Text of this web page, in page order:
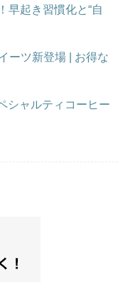
早起き習慣化と“自
ーツ新登場 | お得な
シャルティコーヒー